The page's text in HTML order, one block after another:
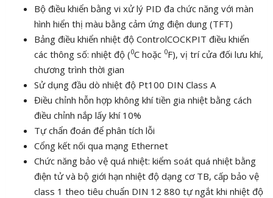
Bộ điều khiển bằng vi xử lý PID đa chức năng với màn
hình hiển thị màu bằng cảm ứng điện dung (TFT)
Bảng điều khiển nhiệt độ ControlCOCKPIT điều khiển
các thông số: nhiệt độ (0C hoặc 0F), vị trí cửa đối lưu khí,
chương trình thời gian
Sử dụng đầu dò nhiệt độ Pt100 DIN Class A
Điều chỉnh hỗn hợp không khí tiền gia nhiệt bằng cách
điều chỉnh nắp lấy khí 10%
Tự chẩn đoán để phân tích lỗi
Cổng kết nối qua mạng Ethernet
Chức năng bảo vệ quá nhiệt: kiểm soát quá nhiệt bằng
điện tử và bộ giới hạn nhiệt độ dạng cơ TB, cấp bảo vệ
class 1 theo tiêu chuẩn DIN 12 880 tự ngắt khi nhiệt độ